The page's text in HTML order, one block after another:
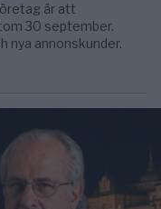
är att
30 september.
nya annonskunder.